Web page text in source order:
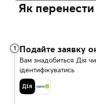
Як
1 Подайте заявку
Вам знадобиться Дія
ідентифікуватись